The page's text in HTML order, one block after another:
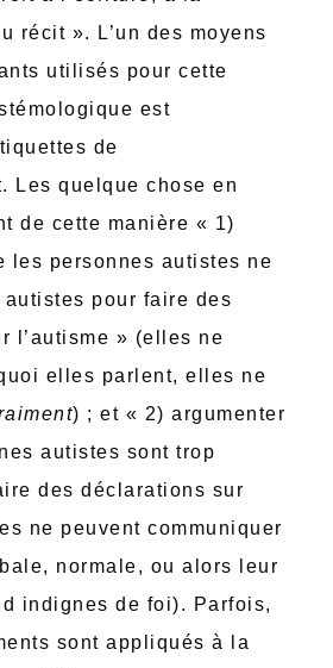
récit ». L’un des moyens
utilisés pour cette
est
de
Les quelque chose en
de cette manière « 1)
les personnes autistes ne
pour faire des
l’autisme » (elles ne
elles parlent, elles ne
) ; et « 2) argumenter
autistes sont trop
des déclarations sur
ne peuvent communiquer
normale, ou alors leur
indignes de foi). Parfois,
sont appliqués à la